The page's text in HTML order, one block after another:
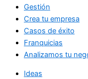
Gestión
Crea tu empresa
Casos de éxito
Franquicias
Analizamos tu
Ideas